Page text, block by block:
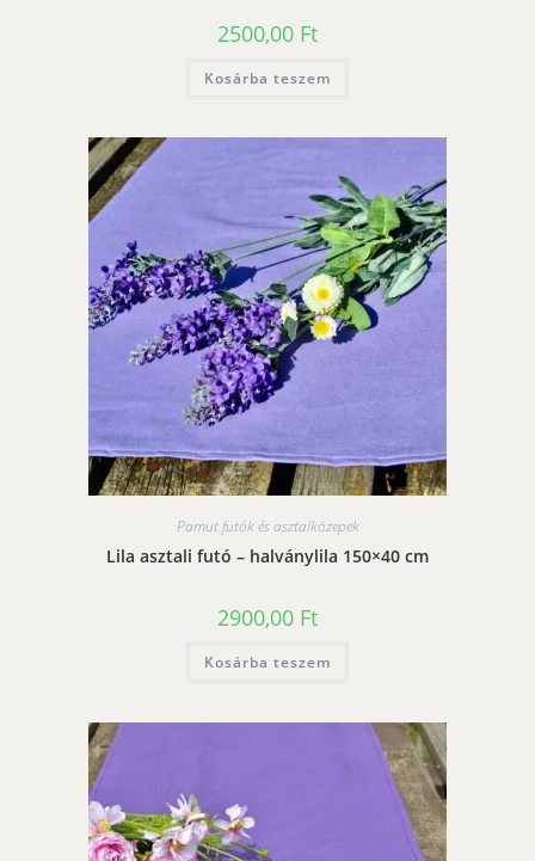
2500,00 Ft
Kosárba teszem
Pamut futók és asztalközepek
Lila asztali futó – halványlila 150×40 cm
2900,00 Ft
Kosárba teszem